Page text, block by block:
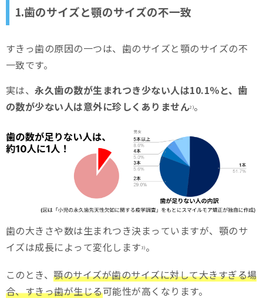
1.歯のサイズと顎のサイズの不一致
すきっ歯の原因の一つは、歯のサイズと顎のサイズの不
一致です。
実は、永久歯の数が生まれつき少ない人は10.1％と、歯
の数が少ない人は意外に珍しくありません2)。
歯の大きさや数は生まれつき決まっていますが、顎のサ
イズは成長によって変化します 3) 。
このとき、顎のサイズが歯のサイズに対して大きすぎる場
合、すきっ歯が生じる可能性が高くなります。